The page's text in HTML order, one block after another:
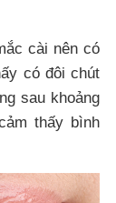
cài nên có
có đôi chút
sau khoảng
thấy bình